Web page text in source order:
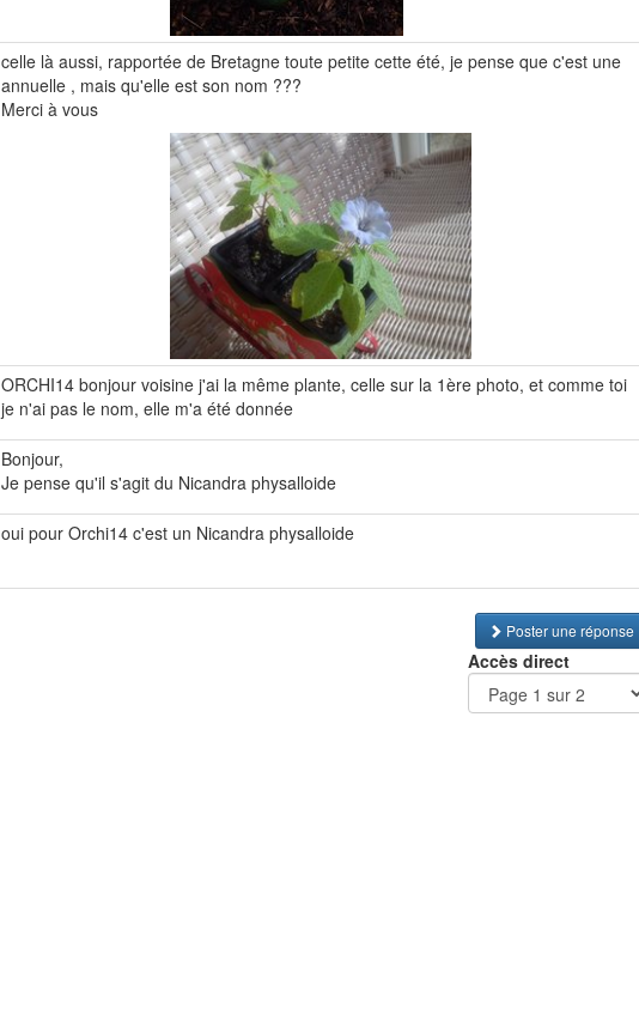
celle là aussi, rapportée de Bretagne toute petite cette été, je pense que c'est une
annuelle , mais qu'elle est son nom ???
Merci à vous
ORCHI14 bonjour voisine j'ai la même plante, celle sur la 1ère photo, et comme toi
je n'ai pas le nom, elle m'a été donnée
Bonjour,
Je pense qu'il s'agit du Nicandra physalloide
oui pour Orchi14 c'est un Nicandra physalloide
Poster une réponse
Accès direct